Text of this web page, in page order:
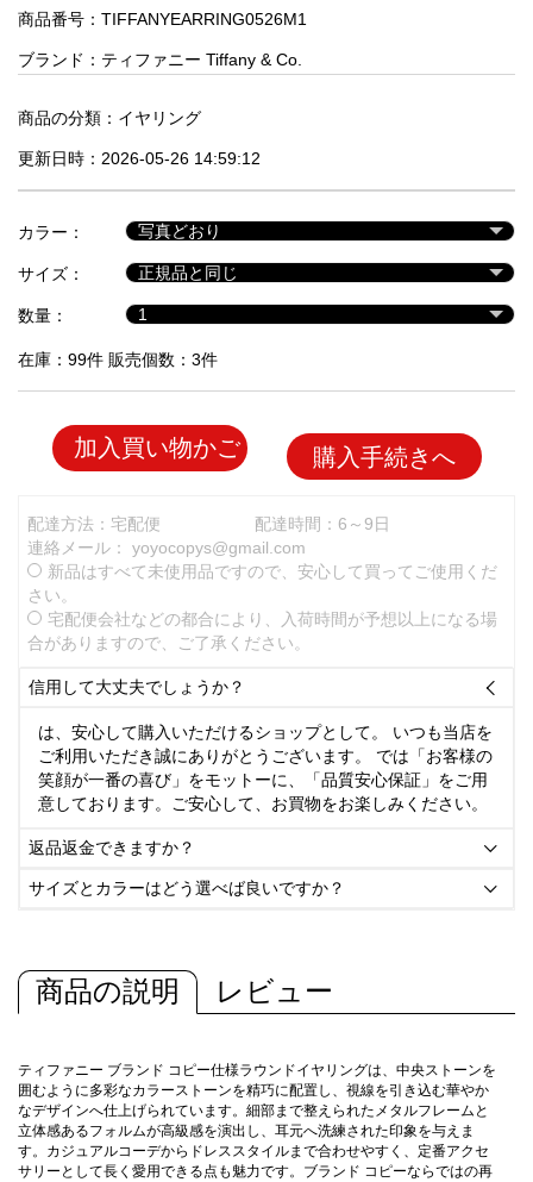
人
気
商
セ
ル
品
商品番号：TIFFANYEARRING0526M1
ブランド： ティファニー Tiffany & Co.
商品の分類： イヤリング
更新日時：2026-05-26 14:59:12
カラー：
サイズ：
数量：
在庫：99件 販売個数：3件
加入買い物かご 購入手続きへ
配達方法：宅配便
配達時間：6～9日
連絡メール： yoyocopys@gmail.com
新品はすべて未使用品ですので、安心して買ってご使用くだ
さい。
宅配便会社などの都合により、入荷時間が予想以上になる場
合がありますので、ご了承ください。
信用して大丈夫でしょうか？ 
は、安心して購入いただけるショップとして。 いつも当店を
ご利用いただき誠にありがとうございます。 では「お客様の
笑顔が一番の喜び」をモットーに、「品質安心保証」をご用
意しております。ご安心して、お買物をお楽しみください。
返品返金できますか？ 
サイズとカラーはどう選べば良いですか？ 
商品の説明 レビュー
ティファニー ブランド コピー仕様ラウンドイヤリングは、中央ストーンを
囲むように多彩なカラーストーンを精巧に配置し、視線を引き込む華やか
なデザインへ仕上げられています。細部まで整えられたメタルフレームと
立体感あるフォルムが高級感を演出し、耳元へ洗練された印象を与えま
す。カジュアルコーデからドレススタイルまで合わせやすく、定番アクセ
サリーとして長く愛用できる点も魅力です。ブランド コピーならではの再